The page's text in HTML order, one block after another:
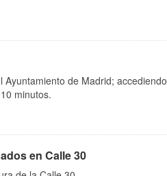
de Madrid; accediendo
minutos.
en Calle 30